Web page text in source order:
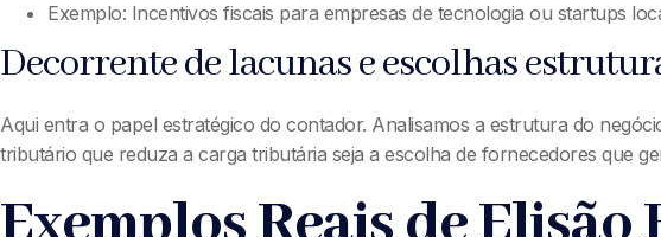
Exemplo: Incentivos fiscais para empresas de tecnologia ou startups
Decorrente de lacunas e escolhas
Aqui entra o papel estratégico do contador. Analisamos a estrutura do
tributário que reduza a carga tributária seja a escolha de fornecedores que